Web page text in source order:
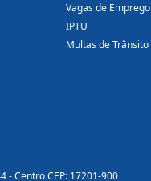
Vagas de Emprego
IPTU
Multas de Trânsito
- Centro CEP: 17201-900